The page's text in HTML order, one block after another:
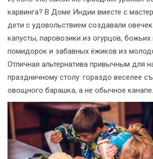
карвинга? В Доме Индии вместе с
дети с удовольствием создавали
капусты, паровозики из огурцов,
помидорок и забавных ёжиков из
Отличная альтернатива привычным для
праздничному столу: гораздо веселее
овощного барашка, а не обычное канапе.